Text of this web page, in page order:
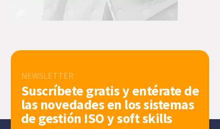
NEWSLETTER
Suscríbete gratis y entérate de
las novedades en los sistemas
de gestión ISO y soft skills